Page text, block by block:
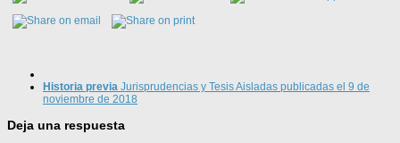
Historia previa Jurisprudencias y Tesis Aisladas publicadas el 9 de
noviembre de 2018
Deja una respuesta